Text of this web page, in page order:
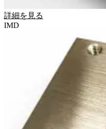
詳細を見る
IMD